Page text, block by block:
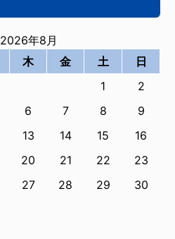
2026年8月
木 金 土
日
1
2
6 7 8
9
13 14 15
16
20 21 22
23
27 28 29
30